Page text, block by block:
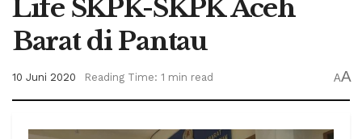
Life SKPK-SKPK Aceh
Barat di Pantau
10 Juni 2020 Reading Time: 1 min read AA